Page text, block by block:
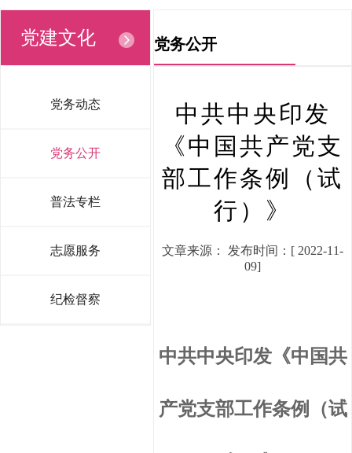
党建文化
党务动态
党务公开
普法专栏
志愿服务
纪检督察
党务公开
中共中央印发
《中国共产党支
部工作条例（试
行）》
文章来源： 发布时间：[ 2022-11-
09]
中共中央印发《中国共
产党支部工作条例（试